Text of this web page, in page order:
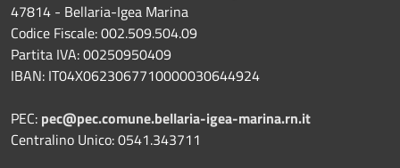
47814 - Bellaria-Igea Marina
Codice Fiscale: 002.509.504.09
Partita IVA: 00250950409
IBAN: IT04X0623067710000030644924
PEC: pec@pec.comune.bellaria-igea-marina.rn.it
Centralino Unico: 0541.343711